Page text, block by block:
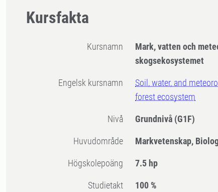
Kursfakta
Kursnamn
Mark, vatten och
skogsekosystemet
Engelsk kursnamn
Soil, water, and
forest ecosystem
Nivå Grundnivå (G1F)
Huvudområde Markvetenskap,
högskolepoäng 7.5 hp
Studietakt 100 %